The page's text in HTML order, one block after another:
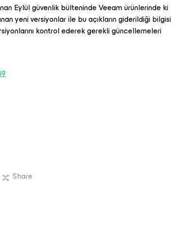
Eylül güvenlik bülteninde Veeam ürünlerinde ki
yeni versiyonlar ile bu açıkların giderildiği bilgisi
kontrol ederek gerekli güncellemeleri
Share